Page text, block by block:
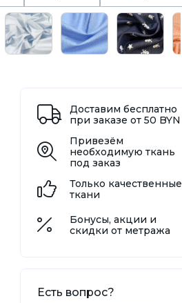
Доставим бесплатно
при заказе от 50 BYN
Привезём
необходимую ткань
под заказ
Только качественные
ткани
Бонусы, акции и
скидки от метража
Есть вопрос?